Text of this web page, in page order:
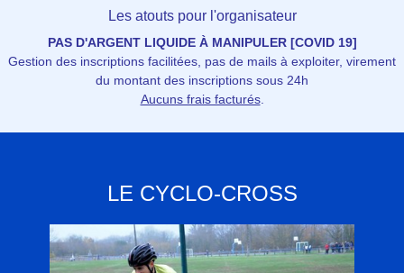
Les atouts pour l'organisateur
PAS D'ARGENT LIQUIDE À MANIPULER [COVID 19]
Gestion des inscriptions facilitées, pas de mails à exploiter, virement
du montant des inscriptions sous 24h
Aucuns frais facturés.
LE CYCLO-CROSS